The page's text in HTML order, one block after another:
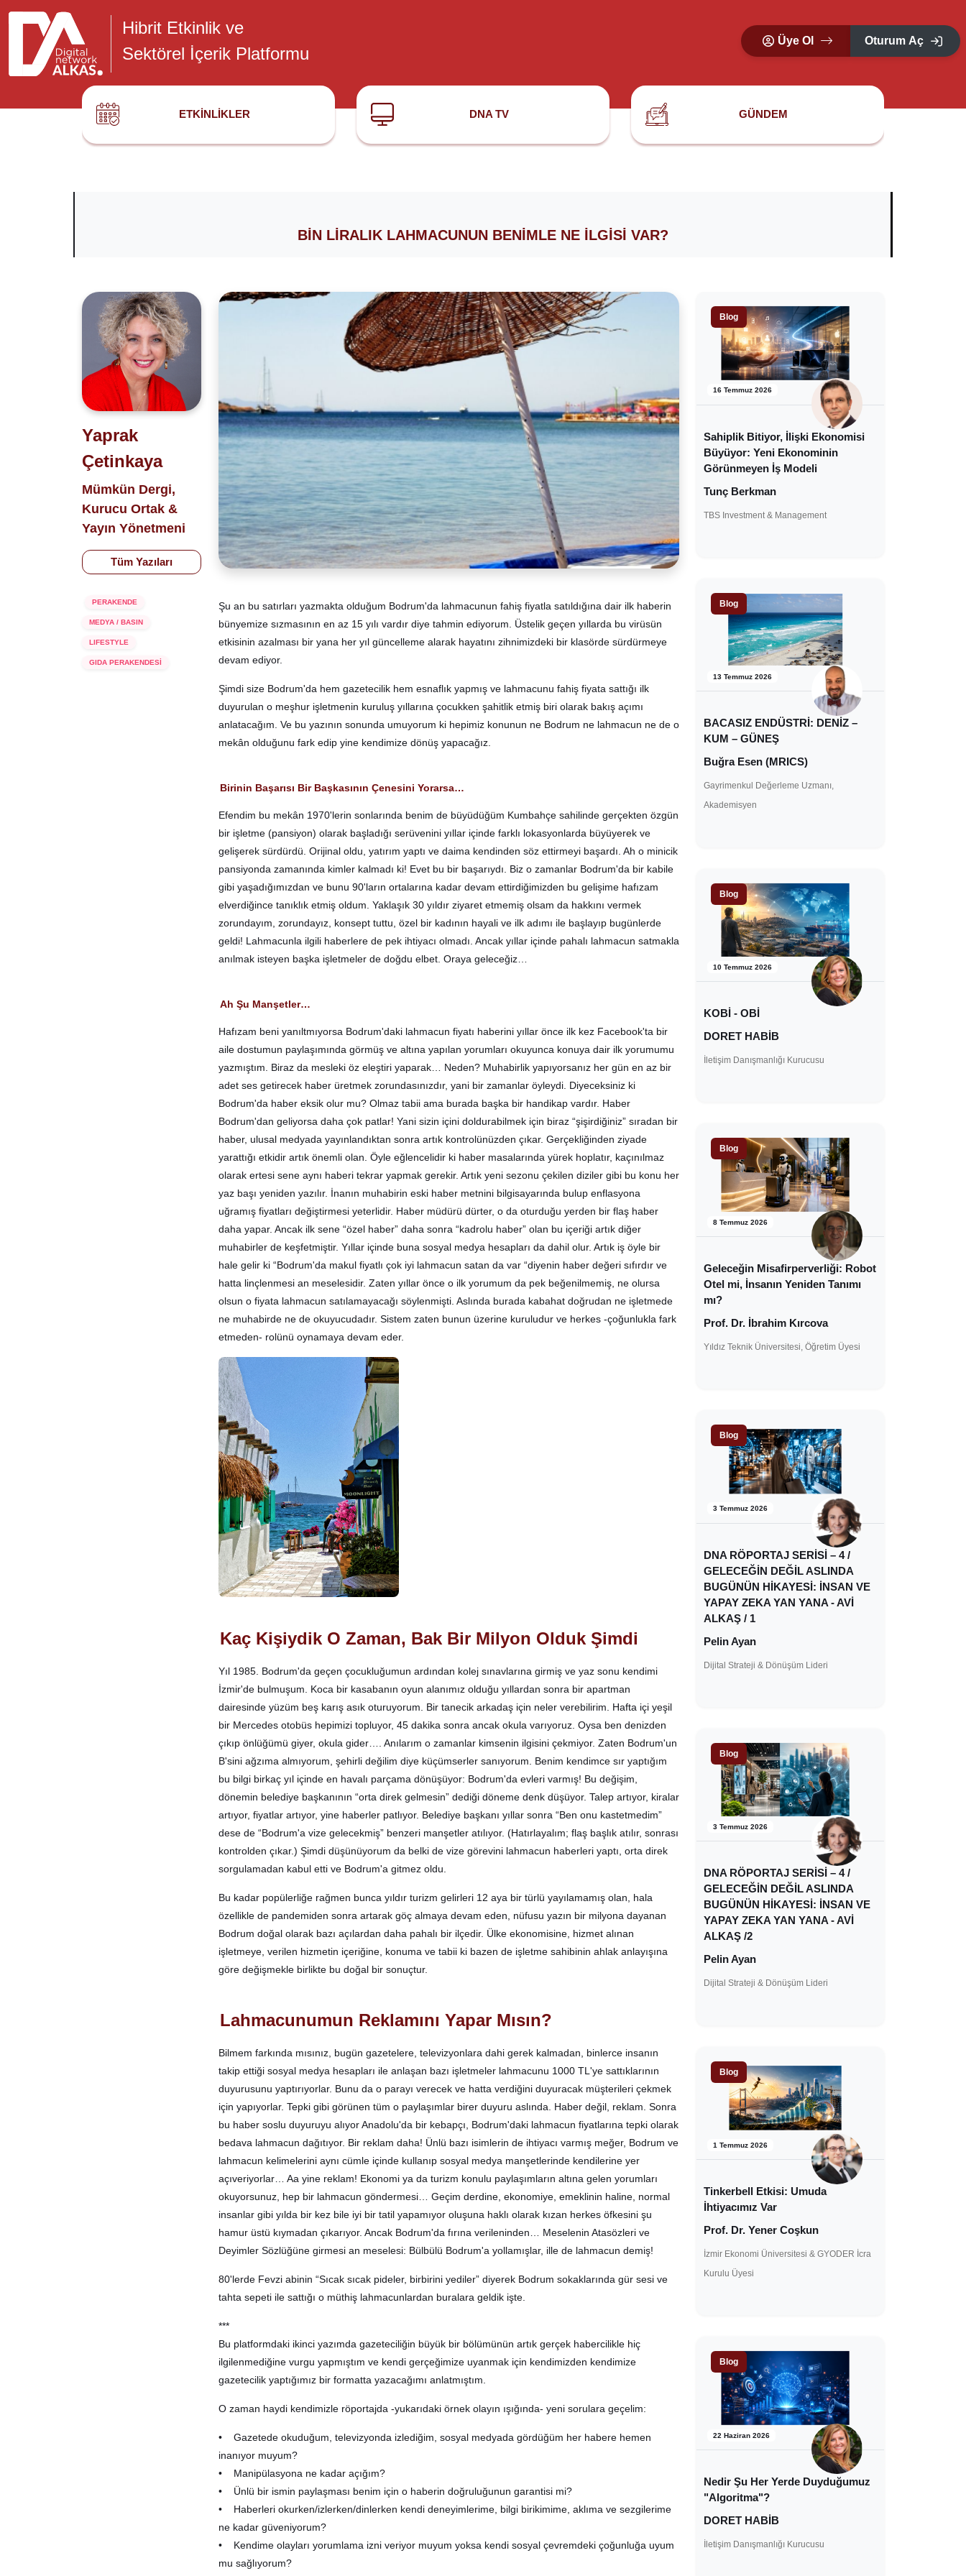
Hibrit Etkinlik ve
Sektörel İçerik Platformu
Üye Ol Oturum Aç
ETKINLIKLER DNA TV GÜNDEM
BIN LIRALIK LAHMACUNUN BENIMLE NE İLGISI VAR?
Yaprak
Çetinkaya
Mümkün Dergi,
Kurucu Ortak &
Yayın Yönetmeni
Tüm Yazıları
PERAKENDE
MEDYA / BASIN
LIFESTYLE
GIDA PERAKENDESİ
Şu an bu satırları yazmakta olduğum Bodrum'da lahmacunun fahiş fiyatla satıldığına dair ilk haberin
bünyemize sızmasının en az 15 yılı vardır diye tahmin ediyorum. Üstelik geçen yıllarda bu virüsün
etkisinin azalması bir yana her yıl güncelleme alarak hayatını zihnimizdeki bir klasörde sürdürmeye
devam ediyor.
Şimdi size Bodrum'da hem gazetecilik hem esnaflık yapmış ve lahmacunu fahiş fiyata sattığı ilk
duyurulan o meşhur işletmenin kuruluş yıllarına çocukken şahitlik etmiş biri olarak bakış açımı
anlatacağım. Ve bu yazının sonunda umuyorum ki hepimiz konunun ne Bodrum ne lahmacun ne de o
mekân olduğunu fark edip yine kendimize dönüş yapacağız.
Birinin Başarısı Bir Başkasının Çenesini Yorarsa…
Efendim bu mekân 1970'lerin sonlarında benim de büyüdüğüm Kumbahçe sahilinde gerçekten özgün
bir işletme (pansiyon) olarak başladığı serüvenini yıllar içinde farklı lokasyonlarda büyüyerek ve
gelişerek sürdürdü. Orijinal oldu, yatırım yaptı ve daima kendinden söz ettirmeyi başardı. Ah o minicik
pansiyonda zamanında kimler kalmadı ki! Evet bu bir başarıydı. Biz o zamanlar Bodrum'da bir kabile
gibi yaşadığımızdan ve bunu 90'ların ortalarına kadar devam ettirdiğimizden bu gelişime hafızam
elverdiğince tanıklık etmiş oldum. Yaklaşık 30 yıldır ziyaret etmemiş olsam da hakkını vermek
zorundayım, zorundayız, konsept tuttu, özel bir kadının hayali ve ilk adımı ile başlayıp bugünlerde
geldi! Lahmacunla ilgili haberlere de pek ihtiyacı olmadı. Ancak yıllar içinde pahalı lahmacun satmakla
anılmak isteyen başka işletmeler de doğdu elbet. Oraya geleceğiz…
Ah Şu Manşetler…
Hafızam beni yanıltmıyorsa Bodrum'daki lahmacun fiyatı haberini yıllar önce ilk kez Facebook'ta bir
aile dostumun paylaşımında görmüş ve altına yapılan yorumları okuyunca konuya dair ilk yorumumu
yazmıştım. Biraz da mesleki öz eleştiri yaparak… Neden? Muhabirlik yapıyorsanız her gün en az bir
adet ses getirecek haber üretmek zorundasınızdır, yani bir zamanlar öyleydi. Diyeceksiniz ki
Bodrum'da haber eksik olur mu? Olmaz tabii ama burada başka bir handikap vardır. Haber
Bodrum'dan geliyorsa daha çok patlar! Yani sizin içini doldurabilmek için biraz “şişirdiğiniz” sıradan bir
haber, ulusal medyada yayınlandıktan sonra artık kontrolünüzden çıkar. Gerçekliğinden ziyade
yarattığı etkidir artık önemli olan. Öyle eğlencelidir ki haber masalarında yürek hoplatır, kaçınılmaz
olarak ertesi sene aynı haberi tekrar yapmak gerekir. Artık yeni sezonu çekilen diziler gibi bu konu her
yaz başı yeniden yazılır. İnanın muhabirin eski haber metnini bilgisayarında bulup enflasyona
uğramış fiyatları değiştirmesi yeterlidir. Haber müdürü dürter, o da oturduğu yerden bir flaş haber
daha yapar. Ancak ilk sene “özel haber” daha sonra “kadrolu haber” olan bu içeriği artık diğer
muhabirler de keşfetmiştir. Yıllar içinde buna sosyal medya hesapları da dahil olur. Artık iş öyle bir
hale gelir ki “Bodrum'da makul fiyatlı çok iyi lahmacun satan da var “diyenin haber değeri sıfırdır ve
hatta linçlenmesi an meselesidir. Zaten yıllar önce o ilk yorumum da pek beğenilmemiş, ne olursa
olsun o fiyata lahmacun satılamayacağı söylenmişti. Aslında burada kabahat doğrudan ne işletmede
ne muhabirde ne de okuyucudadır. Sistem zaten bunun üzerine kuruludur ve herkes -çoğunlukla fark
etmeden- rolünü oynamaya devam eder.
Kaç Kişiydik O Zaman, Bak Bir Milyon Olduk Şimdi
Yıl 1985. Bodrum'da geçen çocukluğumun ardından kolej sınavlarına girmiş ve yaz sonu kendimi
İzmir'de bulmuşum. Koca bir kasabanın oyun alanımız olduğu yıllardan sonra bir apartman
dairesinde yüzüm beş karış asık oturuyorum. Bir tanecik arkadaş için neler verebilirim. Hafta içi yeşil
bir Mercedes otobüs hepimizi topluyor, 45 dakika sonra ancak okula varıyoruz. Oysa ben denizden
çıkıp önlüğümü giyer, okula gider…. Anılarım o zamanlar kimsenin ilgisini çekmiyor. Zaten Bodrum'un
B'sini ağzıma almıyorum, şehirli değilim diye küçümserler sanıyorum. Benim kendimce sır yaptığım
bu bilgi birkaç yıl içinde en havalı parçama dönüşüyor: Bodrum'da evleri varmış! Bu değişim,
dönemin belediye başkanının “orta direk gelmesin” dediği döneme denk düşüyor. Talep artıyor, kiralar
artıyor, fiyatlar artıyor, yine haberler patlıyor. Belediye başkanı yıllar sonra “Ben onu kastetmedim”
dese de “Bodrum'a vize gelecekmiş” benzeri manşetler atılıyor. (Hatırlayalım; flaş başlık atılır, sonrası
kontrolden çıkar.) Şimdi düşünüyorum da belki de vize görevini lahmacun haberleri yaptı, orta direk
sorgulamadan kabul etti ve Bodrum'a gitmez oldu.
Bu kadar popülerliğe rağmen bunca yıldır turizm gelirleri 12 aya bir türlü yayılamamış olan, hala
özellikle de pandemiden sonra artarak göç almaya devam eden, nüfusu yazın bir milyona dayanan
Bodrum doğal olarak bazı açılardan daha pahalı bir ilçedir. Ülke ekonomisine, hizmet alınan
işletmeye, verilen hizmetin içeriğine, konuma ve tabii ki bazen de işletme sahibinin ahlak anlayışına
göre değişmekle birlikte bu doğal bir sonuçtur.
Lahmacunumun Reklamını Yapar Mısın?
Bilmem farkında mısınız, bugün gazetelere, televizyonlara dahi gerek kalmadan, binlerce insanın
takip ettiği sosyal medya hesapları ile anlaşan bazı işletmeler lahmacunu 1000 TL'ye sattıklarının
duyurusunu yaptırıyorlar. Bunu da o parayı verecek ve hatta verdiğini duyuracak müşterileri çekmek
için yapıyorlar. Tepki gibi görünen tüm o paylaşımlar birer duyuru aslında. Haber değil, reklam. Sonra
bu haber soslu duyuruyu alıyor Anadolu'da bir kebapçı, Bodrum'daki lahmacun fiyatlarına tepki olarak
bedava lahmacun dağıtıyor. Bir reklam daha! Ünlü bazı isimlerin de ihtiyacı varmış meğer, Bodrum ve
lahmacun kelimelerini aynı cümle içinde kullanıp sosyal medya manşetlerinde kendilerine yer
açıveriyorlar… Aa yine reklam! Ekonomi ya da turizm konulu paylaşımların altına gelen yorumları
okuyorsunuz, hep bir lahmacun göndermesi… Geçim derdine, ekonomiye, emeklinin haline, normal
insanlar gibi yılda bir kez bile iyi bir tatil yapamıyor oluşuna haklı olarak kızan herkes öfkesini şu
hamur üstü kıymadan çıkarıyor. Ancak Bodrum'da fırına verileninden… Meselenin Atasözleri ve
Deyimler Sözlüğüne girmesi an meselesi: Bülbülü Bodrum'a yollamışlar, ille de lahmacun demiş!
80'lerde Fevzi abinin “Sıcak sıcak pideler, birbirini yediler” diyerek Bodrum sokaklarında gür sesi ve
tahta sepeti ile sattığı o müthiş lahmacunlardan buralara geldik işte.
***
Bu platformdaki ikinci yazımda gazeteciliğin büyük bir bölümünün artık gerçek habercilikle hiç
ilgilenmediğine vurgu yapmıştım ve kendi gerçeğimize uyanmak için kendimizden kendimize
gazetecilik yaptığımız bir formatta yazacağımı anlatmıştım.
O zaman haydi kendimizle röportajda -yukarıdaki örnek olayın ışığında- yeni sorulara geçelim:
• Gazetede okuduğum, televizyonda izlediğim, sosyal medyada gördüğüm her habere hemen
inanıyor muyum?
• Manipülasyona ne kadar açığım?
• Ünlü bir ismin paylaşması benim için o haberin doğruluğunun garantisi mi?
• Haberleri okurken/izlerken/dinlerken kendi deneyimlerime, bilgi birikimime, aklıma ve sezgilerime
ne kadar güveniyorum?
• Kendime olayları yorumlama izni veriyor muyum yoksa kendi sosyal çevremdeki çoğunluğa uyum
mu sağlıyorum?
Blog
16 Temmuz 2026
Sahiplik Bitiyor, İlişki Ekonomisi
Büyüyor: Yeni Ekonominin
Görünmeyen İş Modeli
Tunç Berkman
TBS Investment & Management
Blog
13 Temmuz 2026
BACASIZ ENDÜSTRİ: DENİZ –
KUM – GÜNEŞ
Buğra Esen (MRICS)
Gayrimenkul Değerleme Uzmanı,
Akademisyen
Blog
10 Temmuz 2026
KOBİ - OBİ
DORET HABİB
İletişim Danışmanlığı Kurucusu
Blog
8 Temmuz 2026
Geleceğin Misafirperverliği: Robot
Otel mi, İnsanın Yeniden Tanımı
mı?
Prof. Dr. İbrahim Kırcova
Yıldız Teknik Üniversitesi, Öğretim Üyesi
Blog
3 Temmuz 2026
DNA RÖPORTAJ SERİSİ – 4 /
GELECEĞİN DEĞİL ASLINDA
BUGÜNÜN HİKAYESİ: İNSAN VE
YAPAY ZEKA YAN YANA - AVİ
ALKAŞ / 1
Pelin Ayan
Dijital Strateji & Dönüşüm Lideri
Blog
3 Temmuz 2026
DNA RÖPORTAJ SERİSİ – 4 /
GELECEĞİN DEĞİL ASLINDA
BUGÜNÜN HİKAYESİ: İNSAN VE
YAPAY ZEKA YAN YANA - AVİ
ALKAŞ /2
Pelin Ayan
Dijital Strateji & Dönüşüm Lideri
Blog
1 Temmuz 2026
Tinkerbell Etkisi: Umuda
İhtiyacımız Var
Prof. Dr. Yener Coşkun
İzmir Ekonomi Üniversitesi & GYODER İcra
Kurulu Üyesi
Blog
22 Haziran 2026
Nedir Şu Her Yerde Duyduğumuz
"Algoritma"?
DORET HABİB
İletişim Danışmanlığı Kurucusu